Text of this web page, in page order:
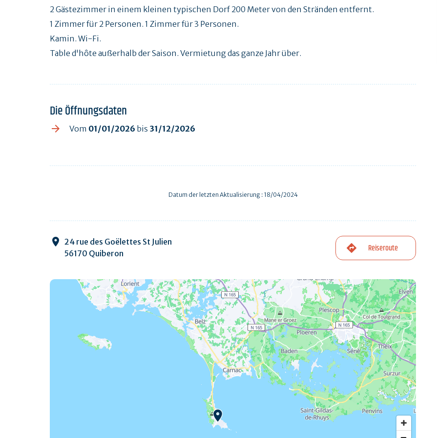
2 Gästezimmer in einem kleinen typischen Dorf 200 Meter von den Stränden entfernt.
1 Zimmer für 2 Personen. 1 Zimmer für 3 Personen.
Kamin. Wi-Fi.
Table d'hôte außerhalb der Saison. Vermietung das ganze Jahr über.
Die Öffnungsdaten
Vom 01/01/2026 bis 31/12/2026
Datum der letzten Aktualisierung : 18/04/2024
24 rue des Goëlettes St Julien
56170 Quiberon
Reiseroute